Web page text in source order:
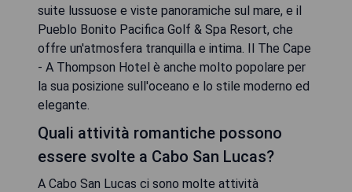
suite lussuose e viste panoramiche sul mare, e il
Pueblo Bonito Pacifica Golf & Spa Resort, che
offre un'atmosfera tranquilla e intima. Il The Cape
- A Thompson Hotel è anche molto popolare per
la sua posizione sull'oceano e lo stile moderno ed
elegante.
Quali attività romantiche possono
essere svolte a Cabo San Lucas?
A Cabo San Lucas ci sono molte attività